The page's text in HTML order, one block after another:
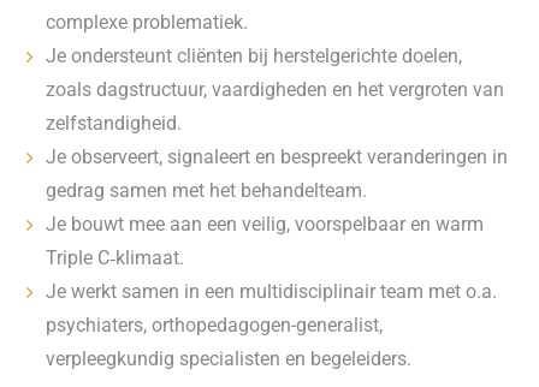
complexe problematiek.
Je ondersteunt cliënten bij herstelgerichte doelen,
zoals dagstructuur, vaardigheden en het vergroten van
zelfstandigheid.
Je observeert, signaleert en bespreekt veranderingen in
gedrag samen met het behandelteam.
Je bouwt mee aan een veilig, voorspelbaar en warm
Triple C‑klimaat.
Je werkt samen in een multidisciplinair team met o.a.
psychiaters, orthopedagogen-generalist,
verpleegkundig specialisten en begeleiders.